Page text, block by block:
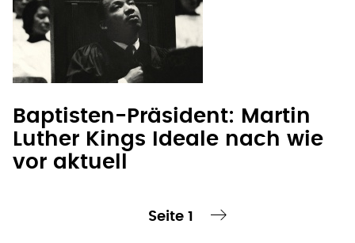
Baptisten-Präsident: Martin
Luther Kings Ideale nach wie
Seitennummerierung
Seite 1
Seite nächste Seite ›